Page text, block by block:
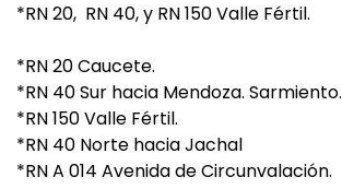
*RN 20, RN 40, y RN 150 Valle Fértil.
*RN 20 Caucete.
*RN 40 Sur hacia Mendoza. Sarmiento.
*RN 150 Valle Fértil.
*RN 40 Norte hacia Jachal
*RN A 014 Avenida de Circunvalación.